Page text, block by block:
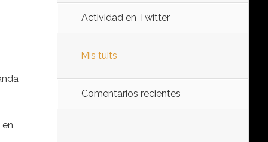
Actividad en Twitter
Mis tuits
Comentarios recientes